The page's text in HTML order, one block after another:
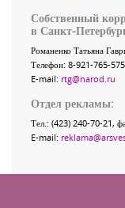
Собственный
в Санкт-
Романенко Татьяна
Телефон: 8-921-765-
E-mail: rtg@narod.ru
Отдел рекламы:
Тел.: (423) 240-70-21,
E-mail: